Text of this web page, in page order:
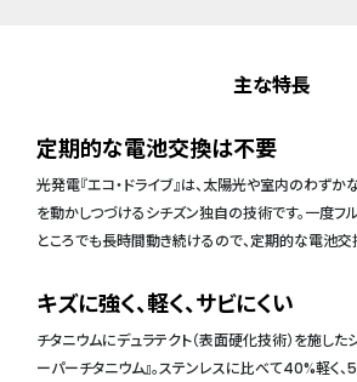
主な特長
定期的な電池交換は不要
光発電『エコ・ドライブ』は、太陽光や室内のわず
を動かしつづけるシチズン独自の技術です。一度フ
ところでも長時間動き続けるので、定期的な電池交
キズに強く、軽く、サビにくい
チタニウムにデュラテクト（表面硬化技術）を施した
ーパーチタニウム』。ステンレスに比べて40%軽く